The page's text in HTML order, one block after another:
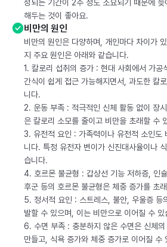
성되는 기간이 2주 정도 소요되기 때문에 늦
해두는 것이 좋아요.
비만의 원인
비만의 원인은 다양하며, 개인마다 차이가
지 주요 원인은 아래와 같습니다.
1. 칼로리 섭취의 증가 : 현대 사회에서 가공
간식이 쉽게 접근 가능해지면서, 과도한 칼
니다.
2. 운동 부족 : 적극적인 신체 활동 없이 장
은 칼로리 소모를 줄이고 비만을 초래할 수
3. 유전적 요인 : 가족력이나 유전적 소인도
니다. 특정 유전자 변이가 신진대사율이나
습니다.
4. 호르몬 불균형 : 갑상선 기능 저하증, 인
후군 등의 호르몬 불균형은 체중 증가를 초
5. 정서적 요인 : 스트레스, 불안, 우울증 등
발할 수 있으며, 이는 비만으로 이어질 수 있
6. 수면 부족 : 충분하지 않은 수면은 신체의
만들고, 식욕 증가와 체중 증가로 이어질 수